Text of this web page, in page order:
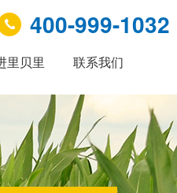
400-999-1032
里贝里 联系我们